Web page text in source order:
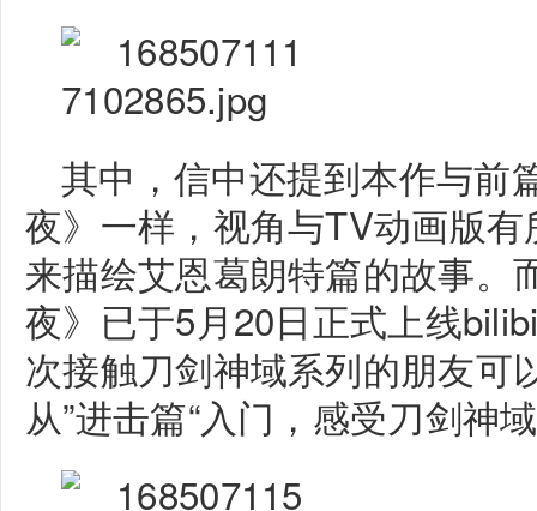
其中，信中还提到本作与前
夜》一样，视角与TV动画版
来描绘艾恩葛朗特篇的故事。
夜》已于5月20日正式上线
次接触刀剑神域系列的朋友可
从”进击篇“入门，感受刀剑神